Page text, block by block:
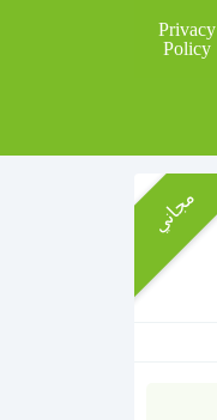
Privacy
Policy
مجاني